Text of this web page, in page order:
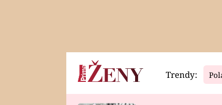
Horoskopy Video
Trendy: